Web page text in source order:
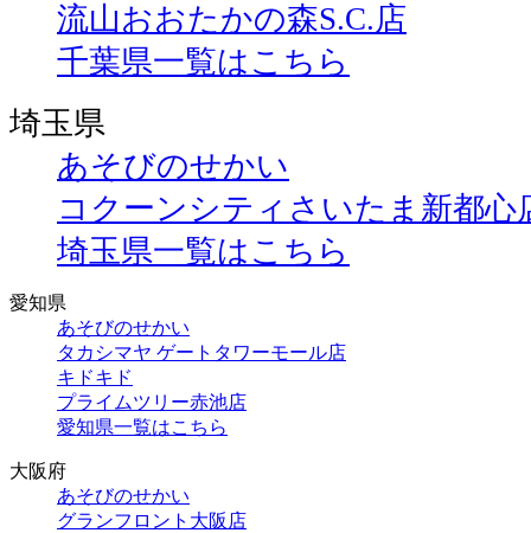
流山おおたかの森S.C.店
千葉県一覧はこちら
埼玉県
あそびのせかい
コクーンシティさいたま新都心
埼玉県一覧はこちら
愛知県
あそびのせかい
タカシマヤ ゲートタワーモール店
キドキド
プライムツリー赤池店
愛知県一覧はこちら
大阪府
あそびのせかい
グランフロント大阪店